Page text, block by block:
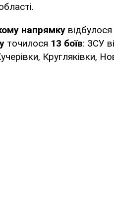
напрямку відбулося
точилося 13 боїв: ЗСУ
Кругляківки,